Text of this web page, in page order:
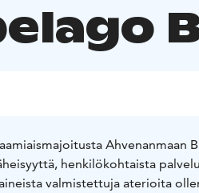
Brändö bike and bed tarjoaa aamiaismajoitusta
henkilökohtaista
valmistettuja aterioita